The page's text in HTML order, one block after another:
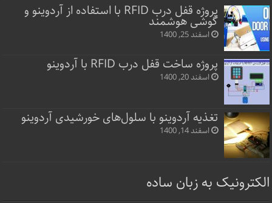
پروژه قفل‌ درب RFID با استفاده از آردوینو و
گوشی هوشمند
اسفند 25, 1400
پروژه ساخت قفل‌ درب RFID با آردوینو
اسفند 20, 1400
تغذیه آردوینو با سلول‌های خورشیدی آردوینو
اسفند 14, 1400
الکترونیک به زبان ساده